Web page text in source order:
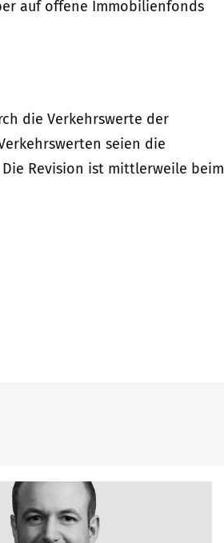
auf offene Immobilienfonds
die Verkehrswerte der
seien die
Revision ist mittlerweile beim